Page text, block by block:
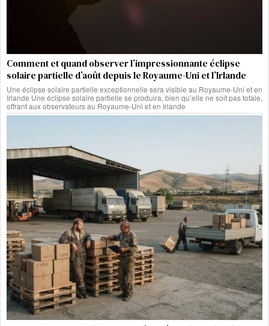
Comment et quand observer l’impressionnante éclipse
solaire partielle d’août depuis le Royaume-Uni et l’Irlande
Une éclipse solaire partielle exceptionnelle sera visible au Royaume-Uni et en
Irlande Une éclipse solaire partielle se produira, bien qu’elle ne soit pas totale,
offrant aux observateurs au Royaume-Uni et en Irlande